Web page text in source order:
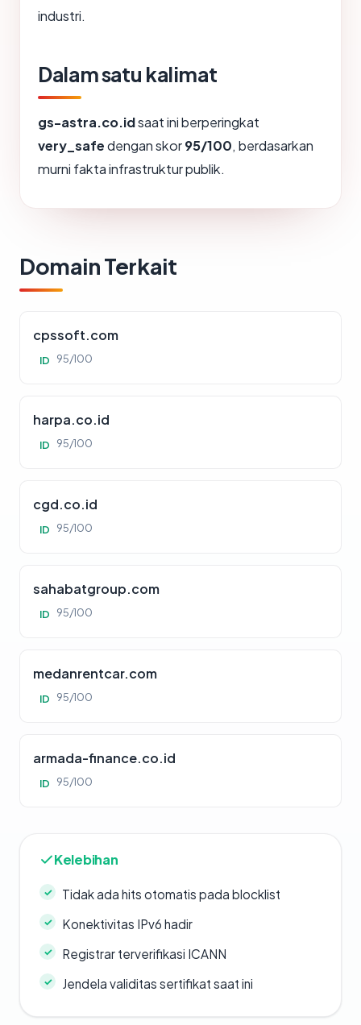
industri.
Dalam satu kalimat
gs-astra.co.idsaat ini berperingkat
very_safedengan skor95/100, berdasarkan
murni fakta infrastruktur publik.
Domain Terkait
cpssoft.com
ID 95/100
harpa.co.id
ID 95/100
cgd.co.id
ID 95/100
sahabatgroup.com
ID 95/100
medanrentcar.com
ID 95/100
armada-finance.co.id
ID 95/100
Kelebihan
Tidak ada hits otomatis pada blocklist
Konektivitas IPv6 hadir
Registrar terverifikasi ICANN
Jendela validitas sertifikat saat ini